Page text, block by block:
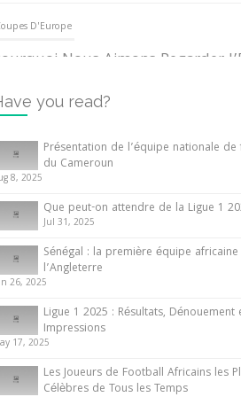
D'Europe
Nous Aimons Regarder
June 2024
Internationales
ce que vous devez savoir sur la
d’Afrique des Nations
10 May 2024
Internationales
de l’équipe nationale
football du Cameroun
2025
you read?
Présentation de l’équipe nationale
du Cameroun
8, 2025
Que peut-on attendre de la Ligue 1
Jul 31, 2025
Sénégal : la première équipe
l’Angleterre
26, 2025
Ligue 1 2025 : Résultats, Dénouement
Impressions
17, 2025
Les Joueurs de Football Africains les
Célèbres de Tous les Temps